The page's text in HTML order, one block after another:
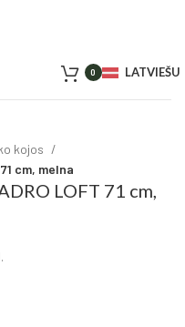
0
LATVIEŠU
kojos
cm, melna
LOFT 71 cm,